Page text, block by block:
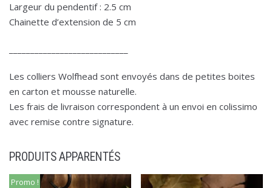
Largeur du pendentif : 2.5 cm
Chainette d’extension de 5 cm
Les colliers Wolfhead sont envoyés dans de petites boites
en carton et mousse naturelle.
Les frais de livraison correspondent à un envoi en colissimo
avec remise contre signature.
PRODUITS APPARENTÉS
Promo !